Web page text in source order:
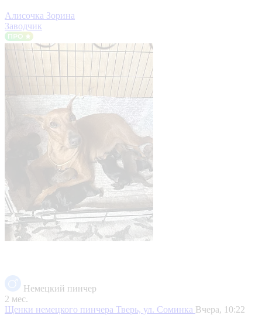
Алисочка Зорина
Заводчик
Немецкий пинчер
2 мес.
Щенки немецкого пинчера Тверь, ул. Соминка Вчера, 10:22